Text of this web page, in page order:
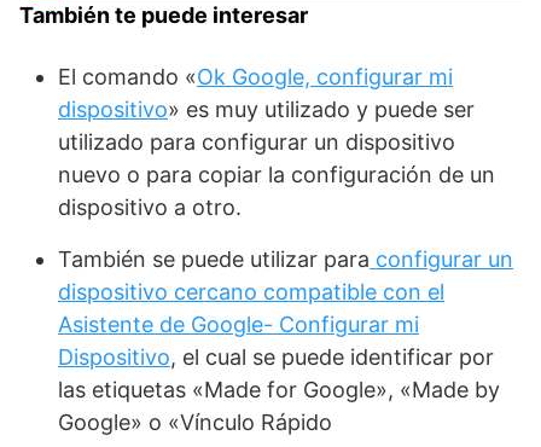
También te puede interesar
El comando «Ok Google, configurar mi
dispositivo» es muy utilizado y puede ser
utilizado para configurar un dispositivo
nuevo o para copiar la configuración de un
dispositivo a otro.
También se puede utilizar para configurar un
dispositivo cercano compatible con el
Asistente de Google- Configurar mi
Dispositivo, el cual se puede identificar por
las etiquetas «Made for Google», «Made by
Google» o «Vínculo Rápido